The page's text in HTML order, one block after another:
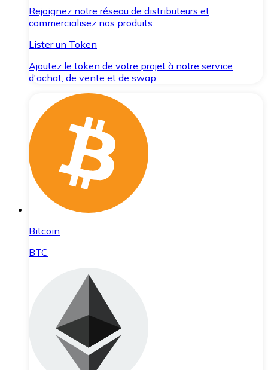
Rejoignez notre réseau de distributeurs et
commercialisez nos produits.
Lister un Token
Ajoutez le token de votre projet à notre service
d'achat, de vente et de swap.
Bitcoin
BTC